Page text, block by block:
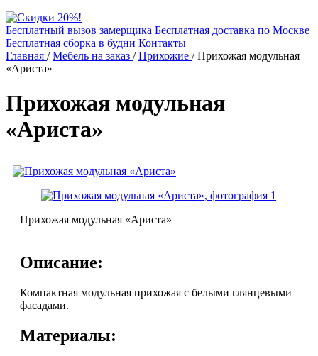
Бесплатный вызов замерщика Бесплатная доставка по Москве
Бесплатная сборка в будни Контакты
Главная /Мебель на заказ /Прихожие /Прихожая модульная
«Ариста»
Прихожая модульная
«Ариста»
Прихожая модульная «Ариста»
Описание:
Компактная модульная прихожая с белыми глянцевыми
фасадами.
Материалы: